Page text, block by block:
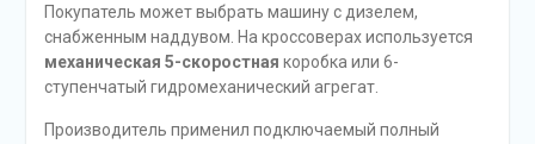
Покупатель может выбрать машину с дизелем,
снабженным наддувом. На кроссоверах используется
механическая 5-скоростная коробка или 6-
ступенчатый гидромеханический агрегат.
Производитель применил подключаемый полный